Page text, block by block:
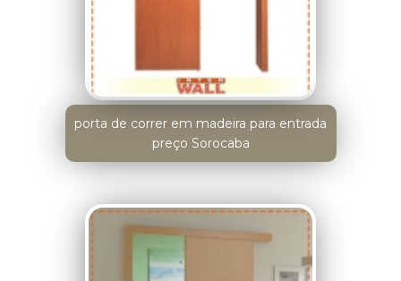
porta de correr em madeira para entrada
preço Sorocaba